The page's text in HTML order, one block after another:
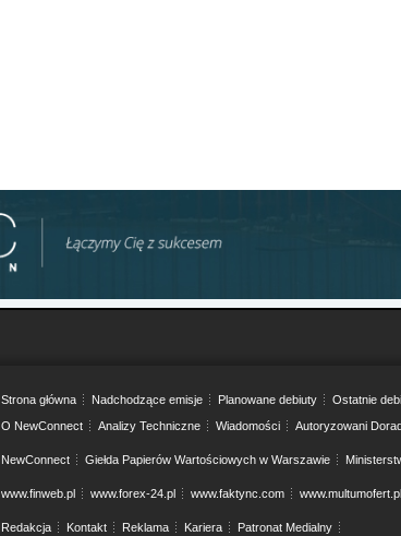
Strona główna Nadchodzące emisje Planowane debiuty Ostatnie
O NewConnect
Analizy Techniczne Wiadomości Autoryzowani
NewConnect Giełda Papierów Wartościowych w Warszawie
www.finweb.pl www.forex-24.pl www.faktync.com www.multumofert.pl
Redakcja Kontakt Reklama Kariera Patronat Medialny